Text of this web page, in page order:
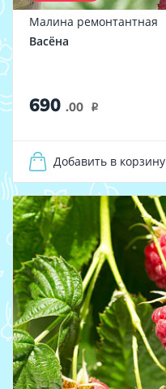
Малина ремонтантная
Васёна
690 .00 i
Добавить в корзину